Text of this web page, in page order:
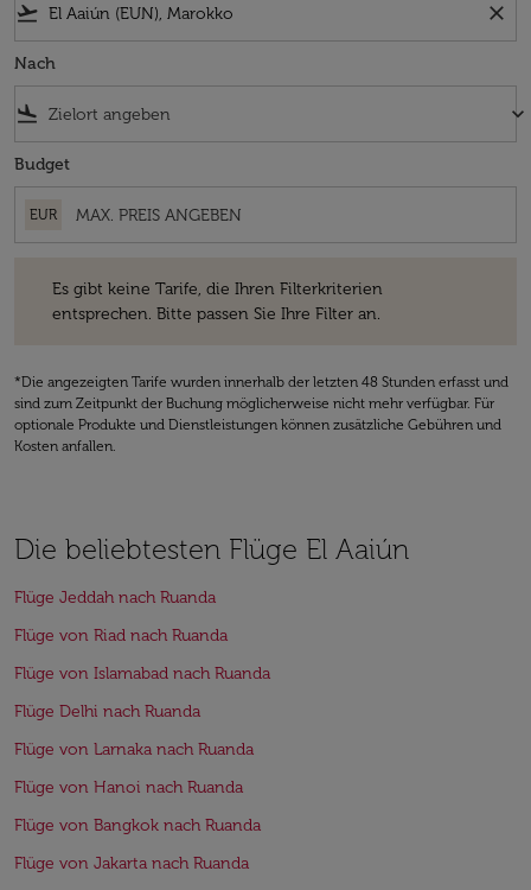
flight_takeoff close
Nach
flight_land keyboard_arrow_down
Budget
EUR
Es gibt keine Tarife, die Ihren Filterkriterien
entsprechen. Bitte passen Sie Ihre Filter an.
*Die angezeigten Tarife wurden innerhalb der letzten 48 Stunden erfasst und
sind zum Zeitpunkt der Buchung möglicherweise nicht mehr verfügbar. Für
optionale Produkte und Dienstleistungen können zusätzliche Gebühren und
Kosten anfallen.
Die beliebtesten Flüge El Aaiún
Flüge Jeddah nach Ruanda
Flüge von Riad nach Ruanda
Flüge von Islamabad nach Ruanda
Flüge Delhi nach Ruanda
Flüge von Larnaka nach Ruanda
Flüge von Hanoi nach Ruanda
Flüge von Bangkok nach Ruanda
Flüge von Jakarta nach Ruanda